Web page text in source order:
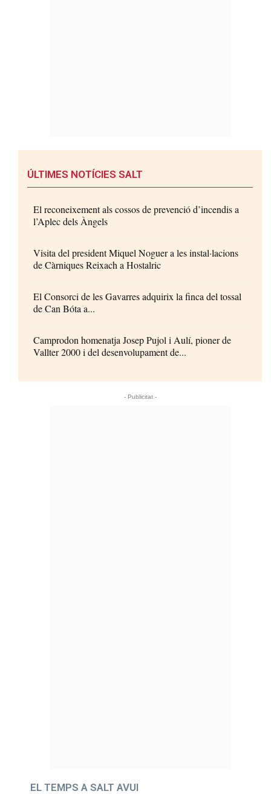
ÚLTIMES NOTÍCIES SALT
El reconeixement als cossos de prevenció d’incendis a
l’Aplec dels Àngels
Visita del president Miquel Noguer a les instal·lacions
de Càrniques Reixach a Hostalric
El Consorci de les Gavarres adquirix la finca del tossal
de Can Bóta a...
Camprodon homenatja Josep Pujol i Aulí, pioner de
Vallter 2000 i del desenvolupament de...
- Publicitat -
EL TEMPS A SALT AVUI